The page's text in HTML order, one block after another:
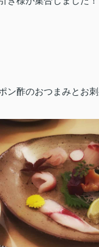
ン酢のおつまみとお